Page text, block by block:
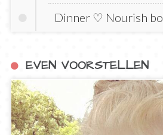
Dinner ♡ Nourish
EVEN VOORSTELLEN